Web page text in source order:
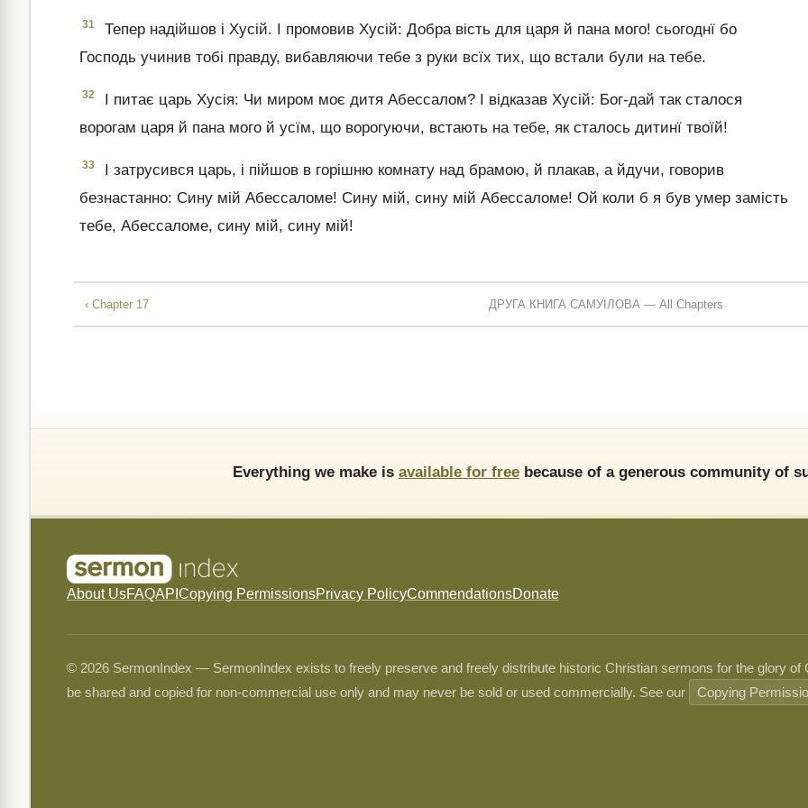
31
Тепер надійшов і Хусій. І промовив Хусій: Добра вість для царя й пана мого! сьогоднї бо
Господь учинив тобі правду, вибавляючи тебе з руки всїх тих, що встали були на тебе.
32
І питає царь Хусія: Чи миром моє дитя Абессалом? І відказав Хусій: Бог-дай так сталося
ворогам царя й пана мого й усїм, що ворогуючи, встають на тебе, як сталось дитинї твоїй!
33
І затрусився царь, і пійшов в горішню комнату над брамою, й плакав, а йдучи, говорив
безнастанно: Сину мій Абессаломе! Сину мій, сину мій Абессаломе! Ой коли б я був умер замість
тебе, Абессаломе, сину мій, сину мій!
‹ Chapter 17 ДРУГА КНИГА САМУЇЛОВА — All Chapters
Everything we make is available for free because of a generous community of
About UsFAQAPI Copying PermissionsPrivacy PolicyCommendationsDonate
© 2026 SermonIndex — SermonIndex exists to freely preserve and freely distribute historic Christian sermons for the glory
be shared and copied for non-commercial use only and may never be sold or used commercially. See our
Copying